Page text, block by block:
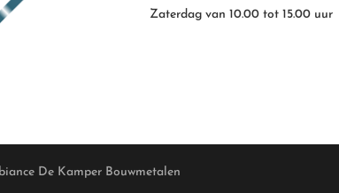
Zaterdag van 10.00 tot 15.00 uur
De Kamper Bouwmetalen